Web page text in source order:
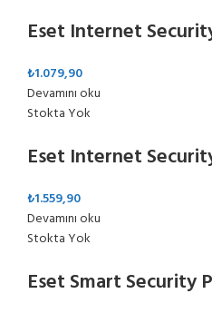
Eset Internet
₺1.079,90
Devamını oku
Stokta Yok
Eset Internet
₺1.559,90
Devamını oku
Stokta Yok
Eset Smart Security